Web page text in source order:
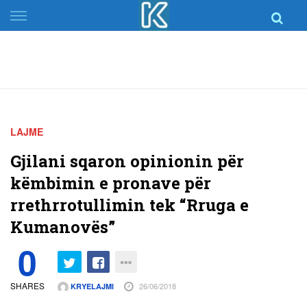
Skip
to
LAJME
Gjilani sqaron opinionin për
këmbimin e pronave për
rrethrrotullimin tek “Rruga e
Kumanovës”
0
SHARES KRYELAJMI 26/06/2018